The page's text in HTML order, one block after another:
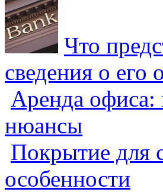
Что
сведения о его
Аренда
нюансы
Покрытие для
особенности